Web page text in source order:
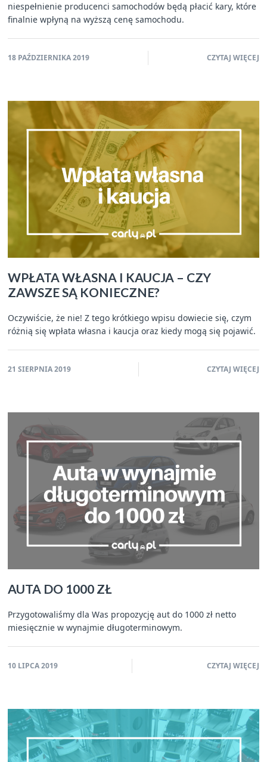
niespełnienie producenci samochodów będą płacić kary, które
finalnie wpłyną na wyższą cenę samochodu.
18 PAŹDZIERNIKA 2019 CZYTAJ WIĘCEJ
WPŁATA WŁASNA I KAUCJA – CZY
ZAWSZE SĄ KONIECZNE?
Oczywiście, że nie! Z tego krótkiego wpisu dowiecie się, czym
różnią się wpłata własna i kaucja oraz kiedy mogą się pojawić.
21 SIERPNIA 2019 CZYTAJ WIĘCEJ
AUTA DO 1000 ZŁ
Przygotowaliśmy dla Was propozycję aut do 1000 zł netto
miesięcznie w wynajmie długoterminowym.
10 LIPCA 2019 CZYTAJ WIĘCEJ